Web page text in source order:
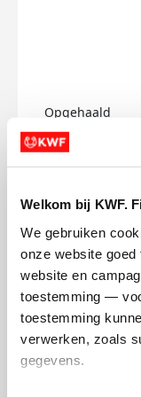
Welkom bij KWF.
We gebruiken
onze website
website en
toestemming —
toestemming
verwerken, zoals
gegevens.
Opgehaald
€0